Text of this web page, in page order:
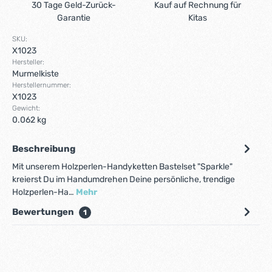
30 Tage Geld-Zurück-
Garantie
Kauf auf Rechnung für
Kitas
SKU:
X1023
Hersteller:
Murmelkiste
Herstellernummer:
X1023
Gewicht:
0.062 kg
Beschreibung
Mit unserem Holzperlen-Handyketten Bastelset "Sparkle"
kreierst Du im Handumdrehen Deine persönliche, trendige
Holzperlen-Ha… Mehr
Bewertungen 1